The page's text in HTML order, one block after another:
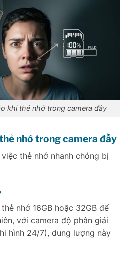
khi thẻ nhớ trong camera đầy
nhớ trong camera đầy
thẻ nhớ nhanh chóng bị
nhớ 16GB hoặc 32GB để
với camera độ phân giải
hình 24/7), dung lượng này